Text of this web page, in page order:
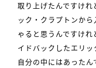
取り上げたんですけ
ック・クラプトンか
ゃると思うんですけ
イドバックしたエリ
自分の中にはあったん